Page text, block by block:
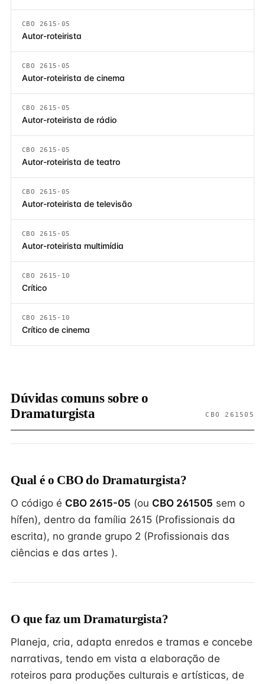
CBO 2615-05
Autor-roteirista
CBO 2615-05
Autor-roteirista de cinema
CBO 2615-05
Autor-roteirista de rádio
CBO 2615-05
Autor-roteirista de teatro
CBO 2615-05
Autor-roteirista de televisão
CBO 2615-05
Autor-roteirista multimídia
CBO 2615-10
Crítico
CBO 2615-10
Crítico de cinema
Dúvidas comuns sobre o
Dramaturgista
CBO 261505
Qual é o CBO do Dramaturgista?
O código é CBO 2615-05 (ou CBO 261505 sem o
hífen), dentro da família 2615 (Profissionais da
escrita), no grande grupo 2 (Profissionais das
ciências e das artes ).
O que faz um Dramaturgista?
Planeja, cria, adapta enredos e tramas e concebe
narrativas, tendo em vista a elaboração de
roteiros para produções culturais e artísticas, de